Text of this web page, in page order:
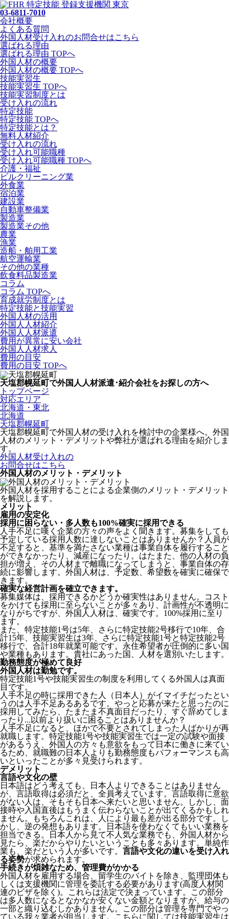
03-6811-7010
会社概要
よくある質問
外国人材受け入れのお問合せはこちら
選ばれる理由
選ばれる理由 TOPへ
外国人材の概要
外国人材の概要 TOPへ
技能実習生
技能実習生 TOPへ
技能実習制度とは
受け入れの流れ
特定技能
特定技能 TOPへ
特定技能とは？
無料人材紹介
受け入れの流れ
受け入れ可能職種
受け入れ可能職種 TOPへ
介護・福祉
ビルクリーニング業
外食業
宿泊業
建設業
自動車整備業
製造業
製造業その他
農業
漁業
造船・舶用工業
航空運輸業
その他の業種
飲食料品製造業
コラム
コラム TOPへ
育成就労制度とは
特定技能と技能実習
外国人材の活用
外国人人材紹介
外国人人材派遣
費用が異常に安い会社
外国人人材求人
費用の目安
費用の目安 TOPへ
天塩郡幌延町で外国人人材派遣･紹介会社をお探しの方へ
トップページ
対応エリア
北海道・東北
北海道
天塩郡幌延町
天塩郡幌延町で外国人材の受け入れを検討中の企業様へ。外国
人材のメリット・デメリットや弊社が選ばれる理由を紹介しま
す。
外国人材受け入れの
お問合せはこちら
外国人材のメリット・デメリット
外国人材を採用することによる企業側のメリット・デメリット
を解説します。
メリット
雇用の安定化
採用に困らない・多人数も100%確実に採用できる
人手不足に嘆く企業の方々の声をよく聞きます。募集をしても
予定している採用人数に達しないことはありませんか？人員が
不足すると、基準を満たさない業種は事業自体を履行すること
ができなかったり、減産になったり。はたまた、他の人材の負
担が増え、その人材まで離職になってしまうと、事業自体の存
続に影響します。 外国人材は、予定数、希望数を確実に確保で
きます。
確実な経営計画を確立できます。
募集媒体は、採用できるかどうか確実性はありません。コスト
をかけても採用に至らないことが多々あり、計画性が不透明に
なりがちですが、外国人人材は、確実です。100%採用に至り
ます。
また、特定技能1号は5年、さらに特定技能2号移行で10年、合
計15年、技能実習生は3年、さらに特定技能1号と特定技能2号
移行で、合計18年就業可能です。永住希望者が圧倒的に多い国
や業種もあります。貴社にあった国、人材を選別いたします。
勤務態度が極めて良好
外国人材は勤勉です。
特定技能1号や技能実習生の制度を利用してくる外国人は真面
目 です。
人手不足の時に採用できた人（日本人）がイマイチだったとい
うのは人手不足あるあるです。やっと応募が来たと思ったのに
採用してみたら、たまたま不真面目だったり、すぐ辞めてしま
ったり...以前より扱いに困ることはありませんか？
人手不足になると、ほかで不要とされてしまった人ばかりが再
就職します。特定技能1号や技能実習生では一定の試験や面接
があるうえ、外国人の方々も意欲をもって日本に働きに来てい
るため、就職難の日本人よりも勤務態度もパフォーマンスも高
いといったことが多々見受けられます。
デメリット
言語や文化の壁
日本語はどう考えても、日本人よりできることはありません
が、言語取得は必須だと、全員考えています。言語取得に意欲
がない人は、そもそも日本へ来たいと思いません。しかし、面
接時や入国直後はもうまく伝わらないことが出てくるかもしれ
ません。
もちろんこれは、人により最も差が出る部分です。し
かし、逆の発想もあります。日本語を使わなくてもいい業務を
担当できる。日本人から見て不人気な業務でも、外国人材から
見たら、楽だからやりたいということも多々あります。単純作
業も、楽だという人が多いです。 言語や文化の違いを受け入れ
る姿勢が求められます。
手続きが煩雑なため、管理費がかかる
外国人材を雇用する場合、留学生のバイトを除き、 監理団体も
しくは支援機関に管理を委託する必要があります(高度人材関
連のビザを除く)。これらは法定で決まっています。この部分
は多人数になるとなかなか安くない金額となりますが、給与の
一部と織り込むしかありません。この部分は管理を専門でやっ
ている我々業者が担当します。こちらに関しては技能実習生は